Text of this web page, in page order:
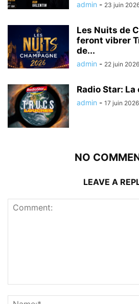
admin - 23 juin
Les Nuits de
feront vibrer
de...
admin - 22 juin 2026
Radio Star:
admin - 17 juin 2026
NO
LEAVE A